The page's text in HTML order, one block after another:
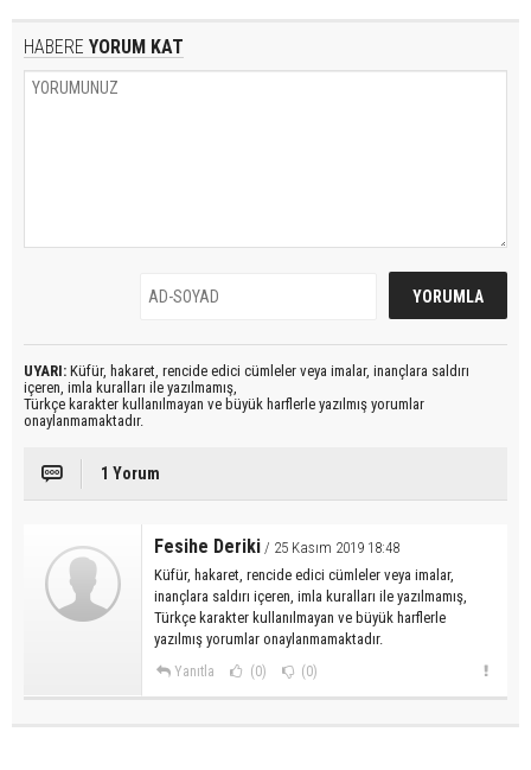
HABERE YORUM KAT
UYARI: Küfür, hakaret, rencide edici cümleler veya imalar, inançlara saldırı
içeren, imla kuralları ile yazılmamış,
Türkçe karakter kullanılmayan ve büyük harflerle yazılmış yorumlar
onaylanmamaktadır.
1 Yorum
Fesihe Deriki / 25 Kasım 2019 18:48
Küfür, hakaret, rencide edici cümleler veya imalar,
inançlara saldırı içeren, imla kuralları ile yazılmamış,
Türkçe karakter kullanılmayan ve büyük harflerle
yazılmış yorumlar onaylanmamaktadır.
Yanıtla (0) (0)